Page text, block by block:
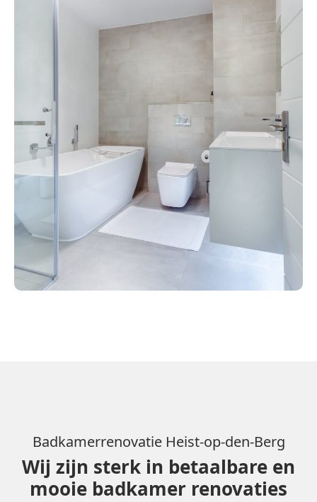
Badkamerrenovatie Heist-op-den-Berg
Wij zijn sterk in betaalbare en
mooie badkamer renovaties